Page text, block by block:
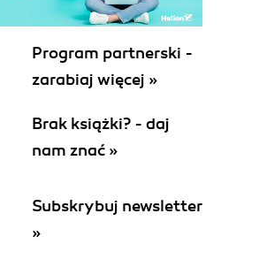
Program partnerski -
zarabiaj więcej »
Brak książki? - daj
nam znać »
Subskrybuj newsletter
»